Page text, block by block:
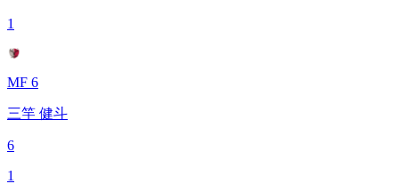
1
MF 6
三竿 健斗
6
1